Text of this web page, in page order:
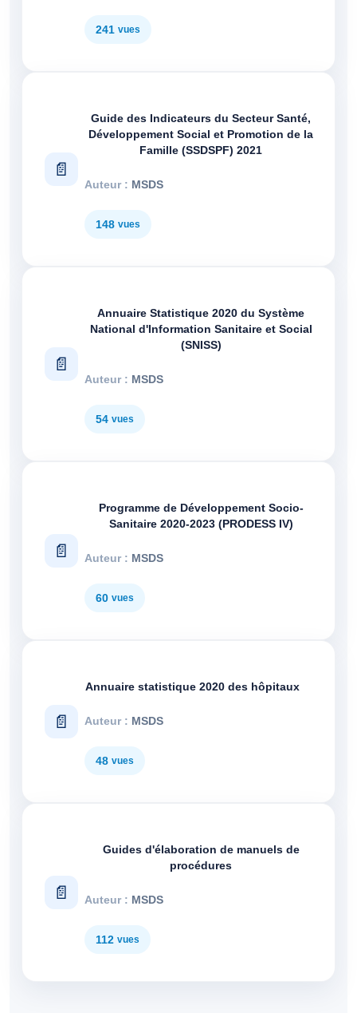
241
Guide des Indicateurs du Secteur Santé,
Développement Social et Promotion de la
Famille (SSDSPF) 2021
MSDS
148
Annuaire Statistique 2020 du Système
National d'Information Sanitaire et Social
(SNISS)
MSDS
54
Programme de Développement Socio-
Sanitaire 2020-2023 (PRODESS IV)
MSDS
60
Annuaire statistique 2020 des hôpitaux
MSDS
48
Guides d'élaboration de manuels de
procédures
MSDS
112